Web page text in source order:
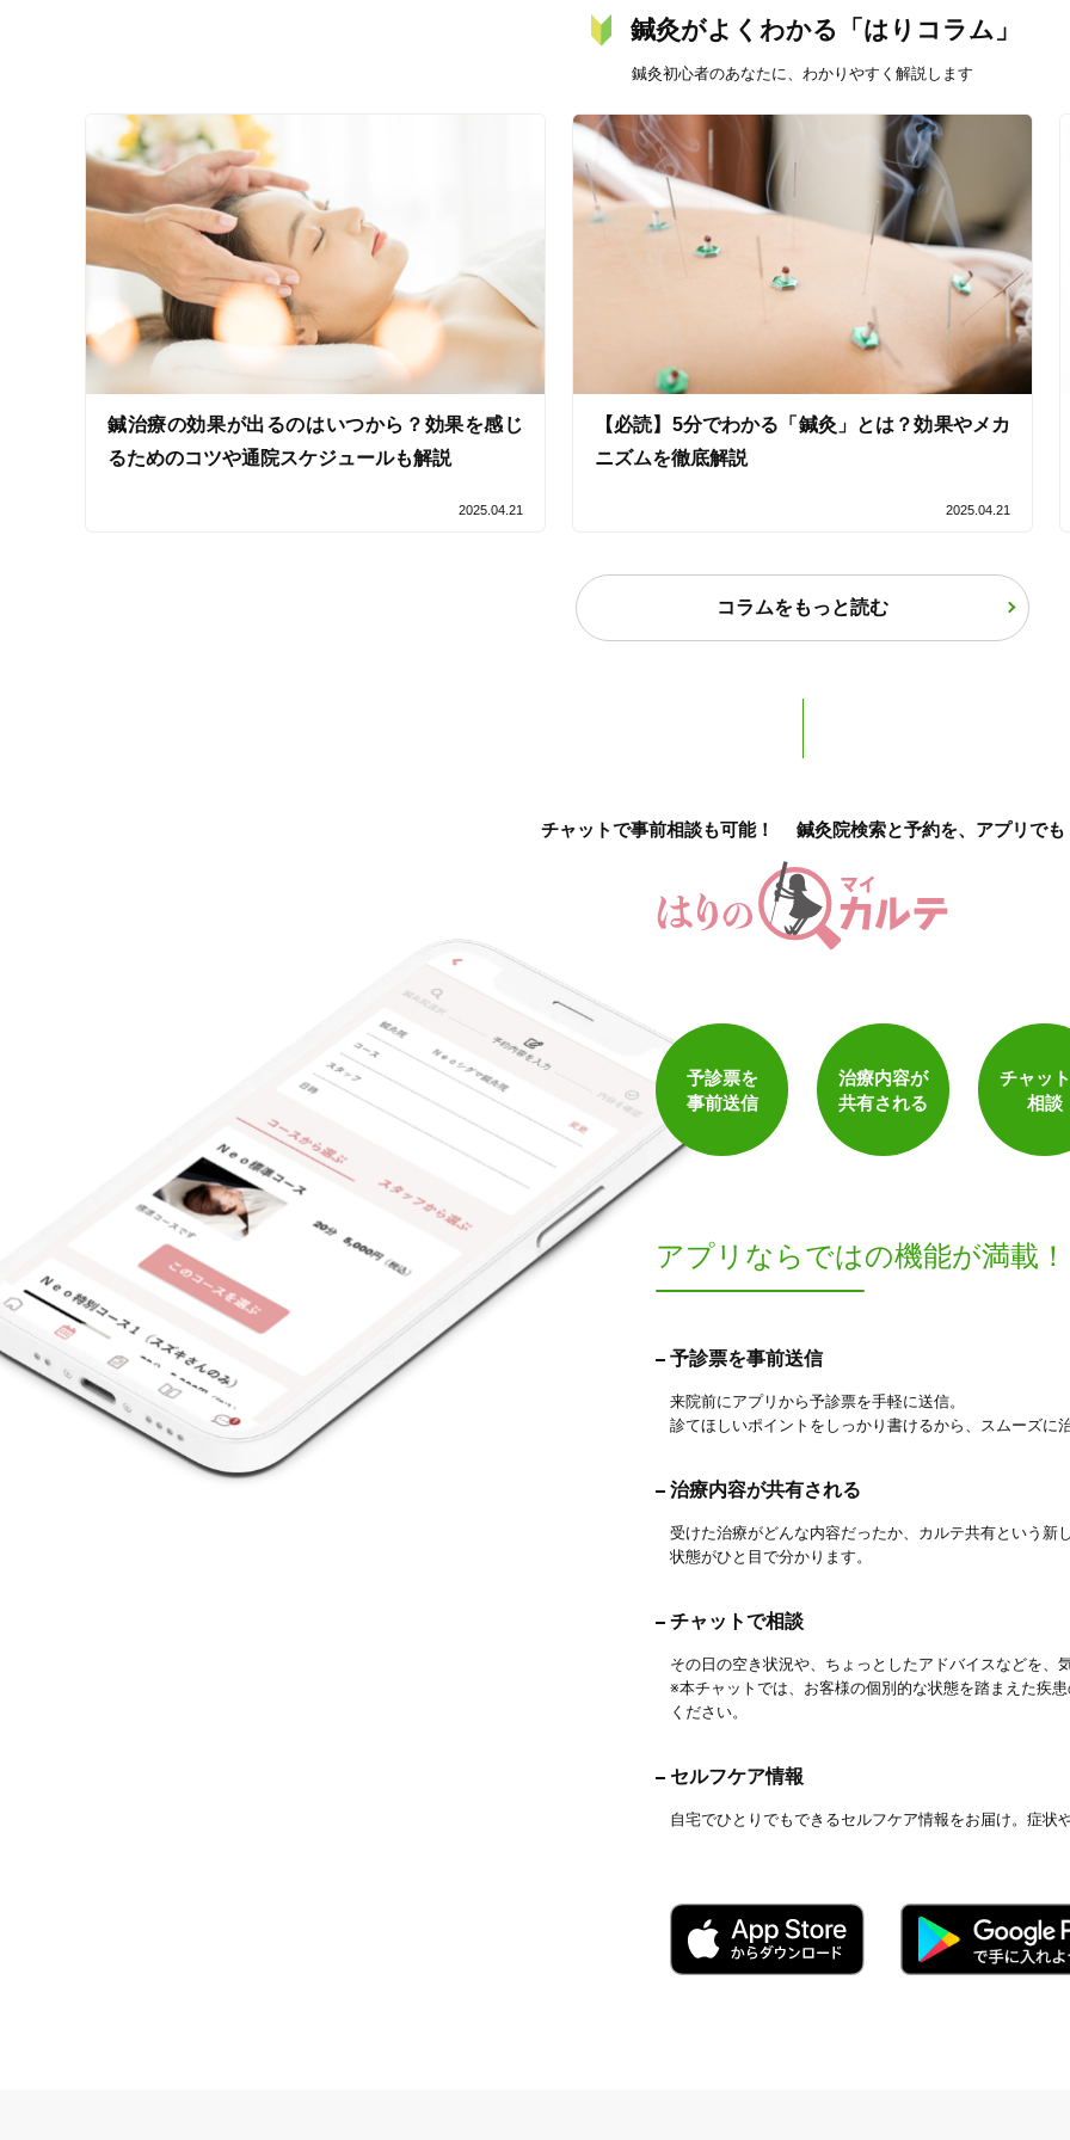
バリアフリー 個室完備
女性向けの特徴
女性限定
接客・サービスの特徴
コロナ対応 丁寧な説明
チャットでの事前相談 経験豊富なスタッフ在籍
痛みの少ない鍼シール 使い捨て鍼使用
検索結果を見る
鍼灸がよくわかる「はりコラム」
鍼灸初心者のあなたに、わかりやすく解説します
鍼治療の効果が出るのはいつから？効果を感じ
るためのコツや通院スケジュールも解説
2025.04.21
【必読】5分でわかる「鍼灸」とは？効果やメカ
ニズムを徹底解説
2025.04.21
コラムをもっと読む
チャットで事前相談も可能！ 鍼灸院検索と予約を、アプリでも
予診票を
事前送信
治療内容が
共有される
チャッ
相談
アプリならではの機能が満載！
予診票を事前送信
来院前にアプリから予診票を手軽に送信。
診てほしいポイントをしっかり書けるから、スムーズに
治療内容が共有される
受けた治療がどんな内容だったか、カルテ共有という
状態がひと目で分かります。
チャットで相談
その日の空き状況や、ちょっとしたアドバイスなどを、
※本チャットでは、お客様の個別的な状態を踏まえた疾
ください。
セルフケア情報
自宅でひとりでもできるセルフケア情報をお届け。症状